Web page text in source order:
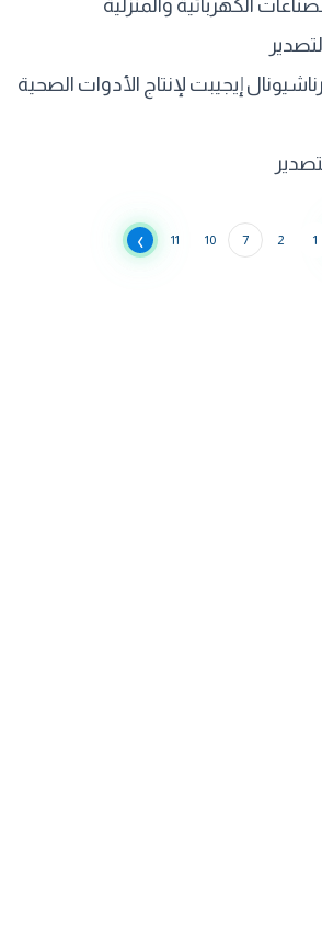
الكهربائية والمنزلية
إيجيبت لإنتاج الأدوات الصحية
1
2
7
10
11
›